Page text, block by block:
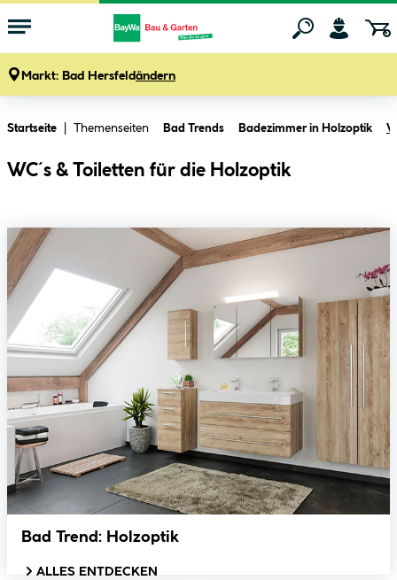
Markt: Bad Hersfeldändern
Startseite Themenseiten Bad Trends Badezimmer in Holzoptik
WC´s & Toiletten für die Holzoptik
Bad Trend: Holzoptik
ALLES ENTDECKEN